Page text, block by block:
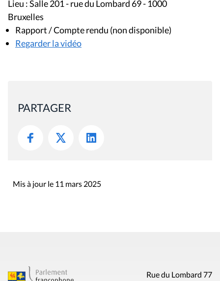
Lieu : Salle 201 - rue du Lombard 69 - 1000
Bruxelles
Rapport / Compte rendu (non disponible)
Regarder la vidéo
PARTAGER
Mis à jour le 11 mars 2025
Rue du Lombard 77